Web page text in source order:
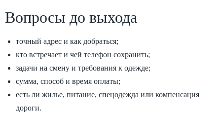
Вопросы до выхода
точный адрес и как добраться;
кто встречает и чей телефон сохранить;
задачи на смену и требования к одежде;
сумма, способ и время оплаты;
есть ли жилье, питание, спецодежда или компенсация
дороги.